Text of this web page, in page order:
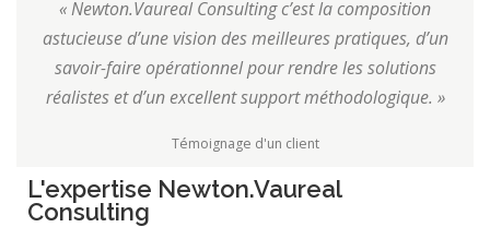
« Newton.Vaureal Consulting c’est la composition
astucieuse d’une vision des meilleures pratiques, d’un
savoir-faire opérationnel pour rendre les solutions
réalistes et d’un excellent support méthodologique. »
Témoignage d'un client
L'expertise Newton.Vaureal
Consulting